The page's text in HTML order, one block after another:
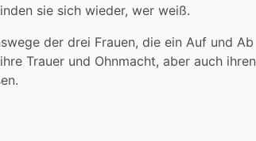
sie sich wieder, wer weiß.
der drei Frauen, die ein Auf und Ab
Trauer und Ohnmacht, aber auch ihren